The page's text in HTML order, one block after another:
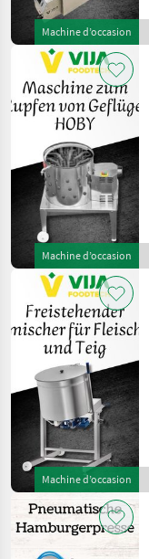
Machine d’occasion
Machine d’occasion
Machine d’occasion